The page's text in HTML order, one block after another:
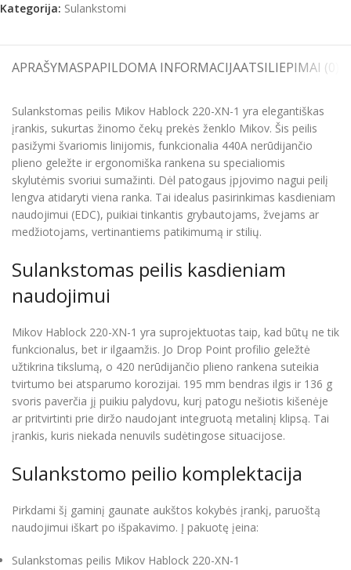
Kategorija: Sulankstomi
APRAŠYMASPAPILDOMA INFORMACIJAATSILIEPIMAI (0)
Sulankstomas peilis Mikov Hablock 220-XN-1 yra elegantiškas
įrankis, sukurtas žinomo čekų prekės ženklo Mikov. Šis peilis
pasižymi švariomis linijomis, funkcionalia 440A nerūdijančio
plieno geležte ir ergonomiška rankena su specialiomis
skylutėmis svoriui sumažinti. Dėl patogaus įpjovimo nagui peilį
lengva atidaryti viena ranka. Tai idealus pasirinkimas kasdieniam
naudojimui (EDC), puikiai tinkantis grybautojams, žvejams ar
medžiotojams, vertinantiems patikimumą ir stilių.
Sulankstomas peilis kasdieniam
naudojimui
Mikov Hablock 220-XN-1 yra suprojektuotas taip, kad būtų ne tik
funkcionalus, bet ir ilgaamžis. Jo Drop Point profilio geležtė
užtikrina tikslumą, o 420 nerūdijančio plieno rankena suteikia
tvirtumo bei atsparumo korozijai. 195 mm bendras ilgis ir 136 g
svoris paverčia jį puikiu palydovu, kurį patogu nešiotis kišenėje
ar pritvirtinti prie diržo naudojant integruotą metalinį klipsą. Tai
įrankis, kuris niekada nenuvils sudėtingose situacijose.
Sulankstomo peilio komplektacija
Pirkdami šį gaminį gaunate aukštos kokybės įrankį, paruoštą
naudojimui iškart po išpakavimo. Į pakuotę įeina:
Sulankstomas peilis Mikov Hablock 220-XN-1